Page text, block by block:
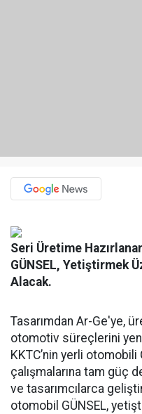
Seri Üretime
GÜNSEL, Yetiştirmek
Alacak.
Tasarımdan Ar-Ge'ye,
otomotiv süreçlerini
KKTC’nin yerli
çalışmalarına tam güç
ve tasarımcılarca
otomobil GÜNSEL,